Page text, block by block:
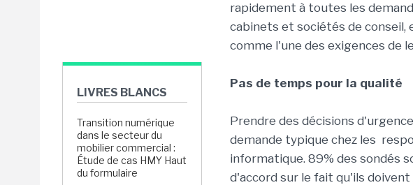
LIVRES BLANCS
Transition numérique
dans le secteur du
mobilier commercial :
Étude de cas HMY Haut
du formulaire
rapidement à toutes les
cabinets et sociétés de conseil,
comme l'une des exigences de
Pas de temps pour la qualité
Prendre des décisions
demande typique chez les
informatique. 89% des sondés
d'accord sur le fait qu'ils